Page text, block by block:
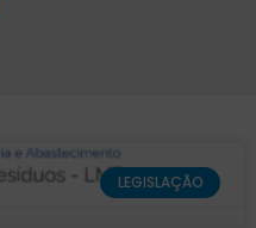
LEGISLAÇÃO